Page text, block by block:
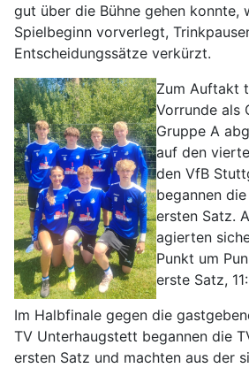
gut über die Bühne gehen konnte,
Spielbeginn vorverlegt,
Entscheidungssätze verkürzt.
Zum Auftakt
Vorrunde als
Gruppe A
auf den
den VfB
begannen
ersten Satz.
agierten
Punkt um
erste Satz,
Im Halbfinale gegen die
TV Unterhaugstett begannen die
ersten Satz und machten aus der